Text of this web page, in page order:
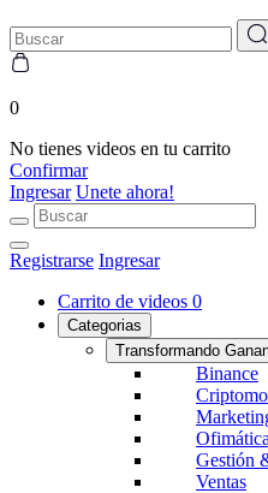
0
No tienes videos en tu carrito
Confirmar
Ingresar Unete ahora!
Registrarse Ingresar
Carrito de videos 0
Categorias
Transformando
Binance
Gestión
Ventas